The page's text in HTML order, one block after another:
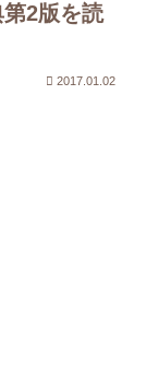
2版を読
2017.01.02